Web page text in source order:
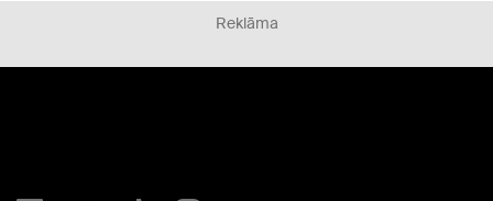
Reklāma